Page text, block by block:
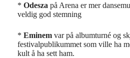
* Odesza på Arena er mer
veldig god stemning
* Eminem var på albumturné og
festivalpublikummet som ville ha
kult å ha sett ham.